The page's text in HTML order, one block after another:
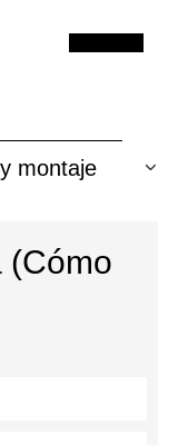
montaje
(Cómo